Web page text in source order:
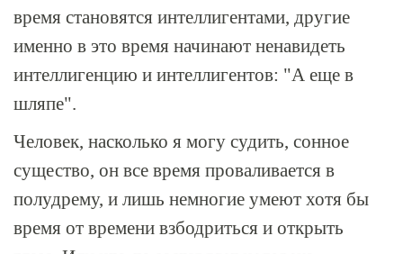
время становятся интеллигентами, другие
именно в это время начинают ненавидеть
интеллигенцию и интеллигентов: "А еще в
шляпе".
Человек, насколько я могу судить, сонное
существо, он все время проваливается в
полудрему, и лишь немногие умеют хотя бы
время от времени взбодриться и открыть